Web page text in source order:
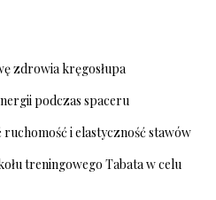
zdrowia kręgosłupa
podczas spaceru
i elastyczność stawów
treningowego Tabata w celu